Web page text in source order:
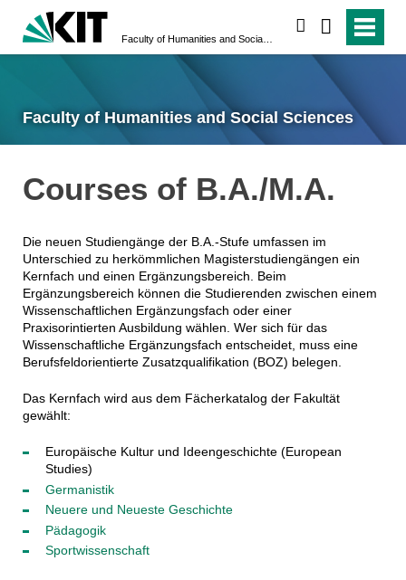
Faculty of Humanities and Social Sciences
Courses of B.A./M.A.
Die neuen Studiengänge der B.A.-Stufe umfassen im
Unterschied zu herkömmlichen Magisterstudiengängen ein
Kernfach und einen Ergänzungsbereich. Beim
Ergänzungsbereich können die Studierenden zwischen einem
Wissenschaftlichen Ergänzungsfach oder einer
Praxisorintierten Ausbildung wählen. Wer sich für das
Wissenschaftliche Ergänzungsfach entscheidet, muss eine
Berufsfeldorientierte Zusatzqualifikation (BOZ) belegen.
Das Kernfach wird aus dem Fächerkatalog der Fakultät
gewählt:
Europäische Kultur und Ideengeschichte (European
Studies)
Germanistik
Neuere und Neueste Geschichte
Pädagogik
Sportwissenschaft